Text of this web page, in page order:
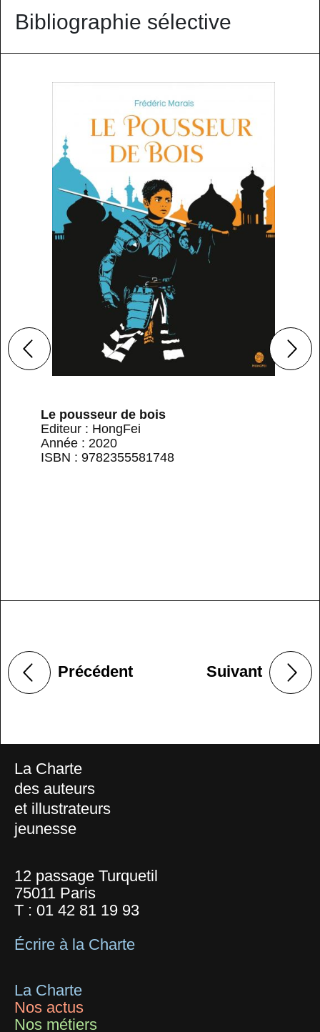
Bibliographie sélective
Le pousseur de bois
Editeur : HongFei
Année : 2020
ISBN : 9782355581748
Précédent Suivant
La Charte
des auteurs
et illustrateurs
jeunesse
12 passage Turquetil
75011 Paris
T : 01 42 81 19 93
Écrire à la Charte
La Charte
Nos actus
Nos métiers